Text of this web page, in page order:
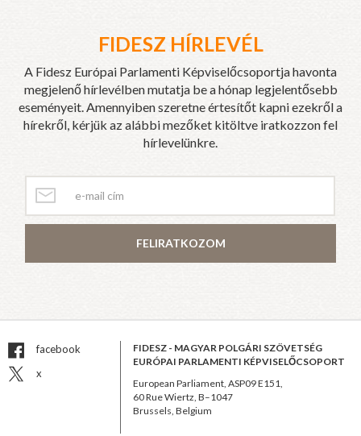
FIDESZ HÍRLEVÉL
A Fidesz Európai Parlamenti Képviselőcsoportja havonta
megjelenő hírlevélben mutatja be a hónap legjelentősebb
eseményeit. Amennyiben szeretne értesítőt kapni ezekről a
hírekről, kérjük az alábbi mezőket kitöltve iratkozzon fel
hírlevelünkre.
FELIRATKOZOM
facebook
x
FIDESZ - MAGYAR POLGÁRI SZÖVETSÉG
EURÓPAI PARLAMENTI KÉPVISELŐCSOPORT
European Parliament, ASP09 E151,
60 Rue Wiertz, B–1047
Brussels, Belgium